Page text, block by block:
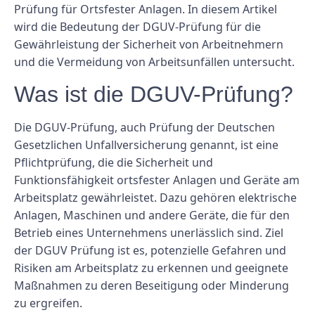
Prüfung für Ortsfester Anlagen. In diesem Artikel
wird die Bedeutung der DGUV-Prüfung für die
Gewährleistung der Sicherheit von Arbeitnehmern
und die Vermeidung von Arbeitsunfällen untersucht.
Was ist die DGUV-Prüfung?
Die DGUV-Prüfung, auch Prüfung der Deutschen
Gesetzlichen Unfallversicherung genannt, ist eine
Pflichtprüfung, die die Sicherheit und
Funktionsfähigkeit ortsfester Anlagen und Geräte am
Arbeitsplatz gewährleistet. Dazu gehören elektrische
Anlagen, Maschinen und andere Geräte, die für den
Betrieb eines Unternehmens unerlässlich sind. Ziel
der DGUV Prüfung ist es, potenzielle Gefahren und
Risiken am Arbeitsplatz zu erkennen und geeignete
Maßnahmen zu deren Beseitigung oder Minderung
zu ergreifen.